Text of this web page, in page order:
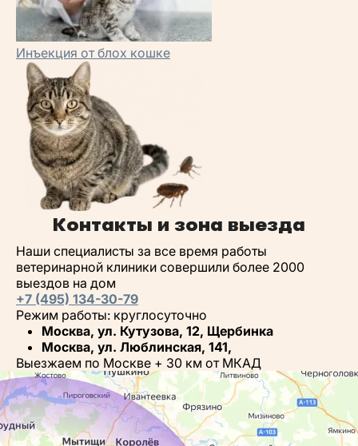
Инъекция от блох кошке
Контакты и зона выезда
Наши специалисты за все время работы
ветеринарной клиники совершили более 2000
выездов на дом
+7 (495) 134-30-79
Режим работы: круглосуточно
Москва, ул. Кутузова, 12, Щербинка
Москва, ул. Люблинская, 141,
Выезжаем по Москве + 30 км от МКАД